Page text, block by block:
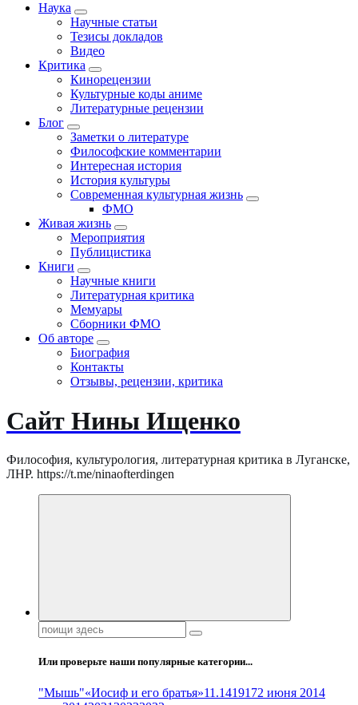
Наука
Научные статьи
Тезисы докладов
Видео
Критика
Кинорецензии
Культурные коды аниме
Литературные рецензии
Блог
Заметки о литературе
Философские комментарии
Интересная история
История культуры
Современная культурная жизнь
ФМО
Живая жизнь
Мероприятия
Публицистика
Книги
Научные книги
Литературная критика
Мемуары
Сборники ФМО
Об авторе
Биография
Контакты
Отзывы, рецензии, критика
Сайт Нины Ищенко
Философия, культурология, литературная критика в Луганске,
ЛНР. https://t.me/ninaofterdingen
Поиск:
Или проверьте наши популярные категории...
"Мышь"«Иосиф и его братья»11.1419172 июня 2014